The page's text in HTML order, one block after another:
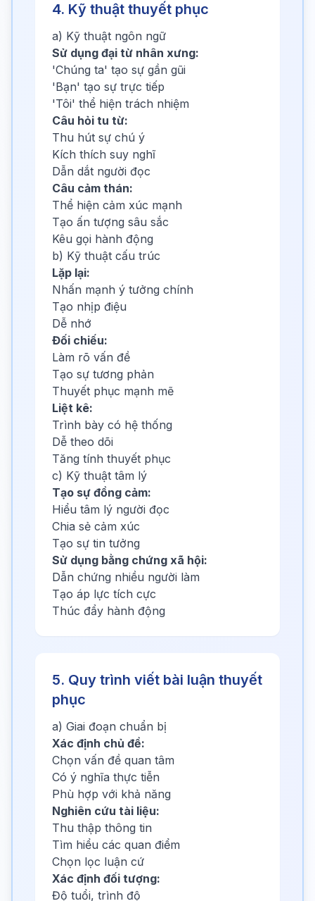
4. Kỹ thuật thuyết phục
a) Kỹ thuật ngôn ngữ
Sử dụng đại từ nhân xưng:
'Chúng ta' tạo sự gần gũi
'Bạn' tạo sự trực tiếp
'Tôi' thể hiện trách nhiệm
Câu hỏi tu từ:
Thu hút sự chú ý
Kích thích suy nghĩ
Dẫn dắt người đọc
Câu cảm thán:
Thể hiện cảm xúc mạnh
Tạo ấn tượng sâu sắc
Kêu gọi hành động
b) Kỹ thuật cấu trúc
Lặp lại:
Nhấn mạnh ý tưởng chính
Tạo nhịp điệu
Dễ nhớ
Đối chiếu:
Làm rõ vấn đề
Tạo sự tương phản
Thuyết phục mạnh mẽ
Liệt kê:
Trình bày có hệ thống
Dễ theo dõi
Tăng tính thuyết phục
c) Kỹ thuật tâm lý
Tạo sự đồng cảm:
Hiểu tâm lý người đọc
Chia sẻ cảm xúc
Tạo sự tin tưởng
Sử dụng bằng chứng xã hội:
Dẫn chứng nhiều người làm
Tạo áp lực tích cực
Thúc đẩy hành động
5. Quy trình viết bài luận thuyết
phục
a) Giai đoạn chuẩn bị
Xác định chủ đề:
Chọn vấn đề quan tâm
Có ý nghĩa thực tiễn
Phù hợp với khả năng
Nghiên cứu tài liệu:
Thu thập thông tin
Tìm hiểu các quan điểm
Chọn lọc luận cứ
Xác định đối tượng:
Độ tuổi, trình độ